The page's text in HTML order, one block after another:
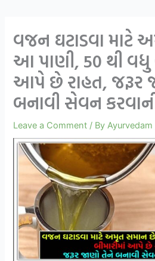
વજન ઘટાડવા માટે
આ પાણી, 50 થી વધુ
આપે છે રાહત, જરૂર
બનાવી સેવન
Leave a Comment / ByAyurvedam